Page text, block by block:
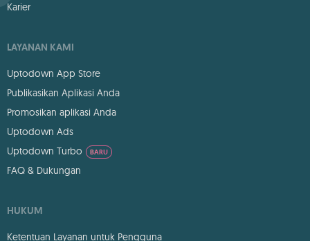
Karier
LAYANAN KAMI
Uptodown App Store
Publikasikan Aplikasi Anda
Promosikan aplikasi Anda
Uptodown Ads
Uptodown Turbo
BARU
FAQ & Dukungan
HUKUM
Ketentuan Layanan untuk Pengguna